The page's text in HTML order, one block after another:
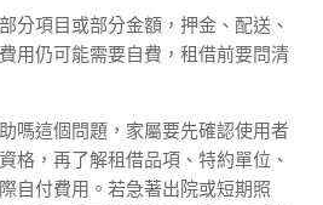
分項目或部分金額，押金、配送、
用仍可能需要自費，租借前要問清
嗎這個問題，家屬要先確認使用者
格，再了解租借品項、特約單位、
自付費用。若急著出院或短期照